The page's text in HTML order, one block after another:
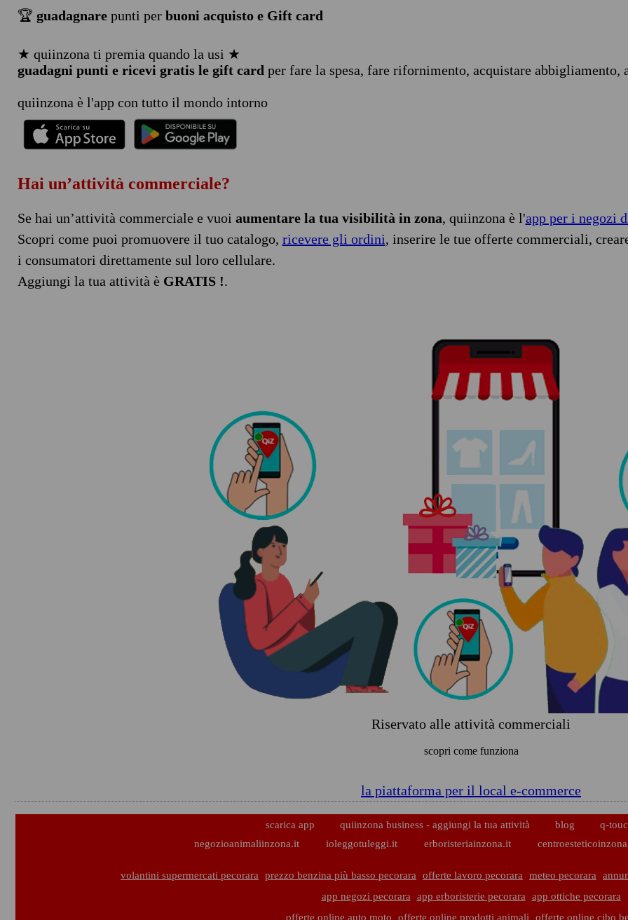
🏆 guadagnarepunti per buoni acquisto e Gift card
★ quiinzona ti premia quando la usi ★
guadagni punti e ricevi gratis le gift card per fare la spesa, fare rifornimento, acquistare abbigliamento,
quiinzona è l'app con tutto il mondo intorno
Hai un’attività commerciale?
Se hai un’attività commerciale e vuoi aumentare la tua visibilità in zona, quiinzona è l'app per i negozi
Scopri come puoi promuovere il tuo catalogo, ricevere gli ordini, inserire le tue offerte commerciali,
i consumatori direttamente sul loro cellulare.
Aggiungi la tua attività è GRATIS !.
Riservato alle attività commerciali
scopri come funziona
la piattaforma per il local e-commerce
scarica app quiinzona business - aggiungi la tua attività blog
q-
negozioanimaliinzona.it
ioleggotuleggi.it erboristeriainzona.it
volantini supermercati pecorara prezzo benzina più basso pecorara offerte lavoro pecorara meteo pecorara
app negozi pecorara
app erboristerie pecorara
app ottiche pecorara
offerte online auto moto
offerte online prodotti animali offerte online cibo